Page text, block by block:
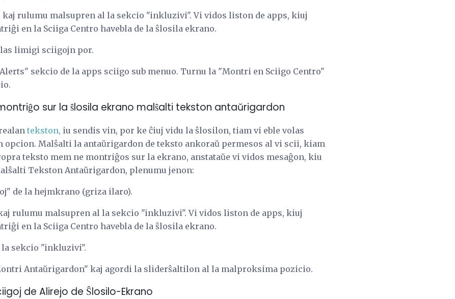
kaj rulumu malsupren al la sekcio "inkluzivi". Vi vidos liston de apps, kiuj
en la Sciiga Centro havebla de la ŝlosila ekrano.
limigi sciigojn por.
sekcio de la apps sciigo sub menuo. Turnu la "Montri en Sciigo Centro"
sur la ŝlosila ekrano malŝalti tekston antaŭrigardon
tekston, iu sendis vin, por ke ĉiuj vidu la ŝlosilon, tiam vi eble volas
opcion. Malŝalti la antaŭrigardon de teksto ankoraŭ permesos al vi scii, kiam
teksto mem ne montriĝos sur la ekrano, anstataŭe vi vidos mesaĝon, kiu
Tekston Antaŭrigardon, plenumu jenon:
de la hejmkrano (griza ilaro).
rulumu malsupren al la sekcio "inkluzivi". Vi vidos liston de apps, kiuj
en la Sciiga Centro havebla de la ŝlosila ekrano.
la sekcio "inkluzivi".
Antaŭrigardon" kaj agordi la sliderŝaltilon al la malproksima pozicio.
de Alirejo de Ŝlosilo-Ekrano